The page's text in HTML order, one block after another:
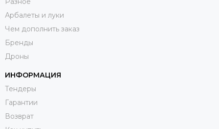
Арбалеты и луки
Чем дополнить заказ
Бренды
Дроны
ИНФОРМАЦИЯ
Тендеры
Гарантии
Возврат